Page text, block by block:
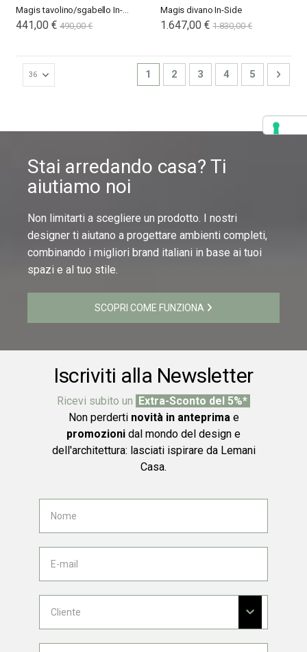
Magis tavolino/sgabello In-Side
441,00 € 490,00 €
Magis divano In-Side
1.647,00 € 1.830,00 €
Pagina
Attualmente stai leggendo la
1 Pagina
2 Pagina
3 Pagina
4 Pagina
5
Stai arredando casa? Ti
aiutiamo noi
Non limitarti a scegliere un prodotto. I nostri
designer ti aiutano a progettare ambienti completi,
combinando i migliori brand italiani in base ai tuoi
spazi e al tuo stile.
SCOPRI COME FUNZIONA
Iscriviti alla Newsletter
Ricevi subito un
Extra-Sconto del 5%*
Non perderti novità in anteprimae
promozioni dal mondo del design e
dell'architettura: lasciati ispirare da Lemani
Casa.